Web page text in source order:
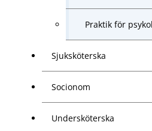
Praktik för
Sjuksköterska
Socionom
Undersköterska